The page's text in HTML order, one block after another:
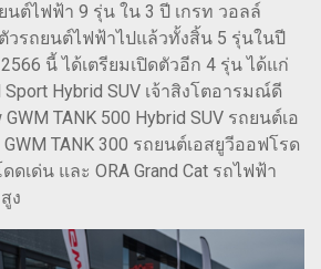
ต์ไฟฟ้า 9 รุ่น ใน 3 ปี เกรท วอลล์
วรถยนต์ไฟฟ้าไปแล้วทั้งสิ้น 5 รุ่นในปี
นี้ ได้เตรียมเปิดตัวอีก 4 รุ่น ได้แก่
Sport Hybrid SUV เจ้าสิงโตอารมณ์ดี
TANK 500 Hybrid SUV รถยนต์เอ
TANK 300 รถยนต์เอสยูวีออฟโรด
เด่น และ ORA Grand Cat รถไฟฟ้า
ง